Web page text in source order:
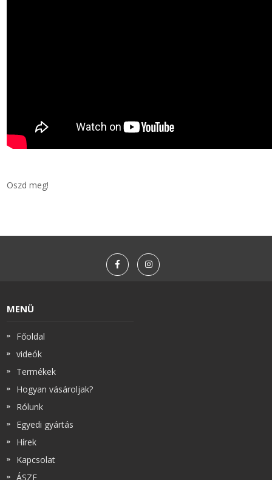
Oszd meg!
MENÜ
Főoldal
videók
Termékek
Hogyan vásároljak?
Rólunk
Egyedi gyártás
Hírek
Kapcsolat
ÁSZF